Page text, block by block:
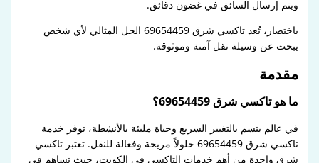
ويتم إرسال السائق في غضون دقائق.
باختصار، تُعد تاكسي شرق 69654459 الحل المثالي لأي شخص
يبحث عن وسيلة نقل آمنة وموثوقة.
مقدمة
ما هو تاكسي شرق 69654459؟
في عالم يتسم بالتغيير السريع وحياة مليئة بالأنشطة، توفر خدمة
تاكسي شرق 69654459 حلولاً مريحة وفعالة للنقل. تعتبر تاكسي
شرق واحدة من أهم خدمات التاكسي في الكويت، حيث تساهم في